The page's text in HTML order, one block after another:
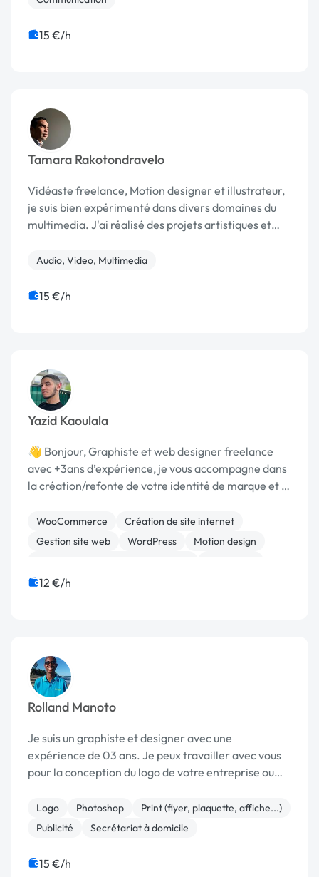
15 €/h
Tamara Rakotondravelo
Vidéaste freelance, Motion designer et illustrateur,
je suis bien expérimenté dans divers domaines du
multimedia. J'ai réalisé des projets artistiques et
avec l'ONG MANDA et ZAZA-Faly dont le bu...
Audio, Video, Multimedia
15 €/h
Yazid Kaoulala
👋 Bonjour, Graphiste et web designer freelance
avec +3ans d’expérience, je vous accompagne dans
la création/refonte de votre identité de marque et la
performant sous le CMS Wordpress. 🌐 WEB ...
WooCommerce
Création de site internet
Gestion site web
WordPress
Motion design
Publicité
12 €/h
Rolland Manoto
Je suis un graphiste et designer avec une
expérience de 03 ans. Je peux travailler avec vous
pour la conception du logo de votre entreprise ou
Logo Photoshop
Print (flyer, plaquette, affiche...)
Publicité
Secrétariat à domicile
15 €/h